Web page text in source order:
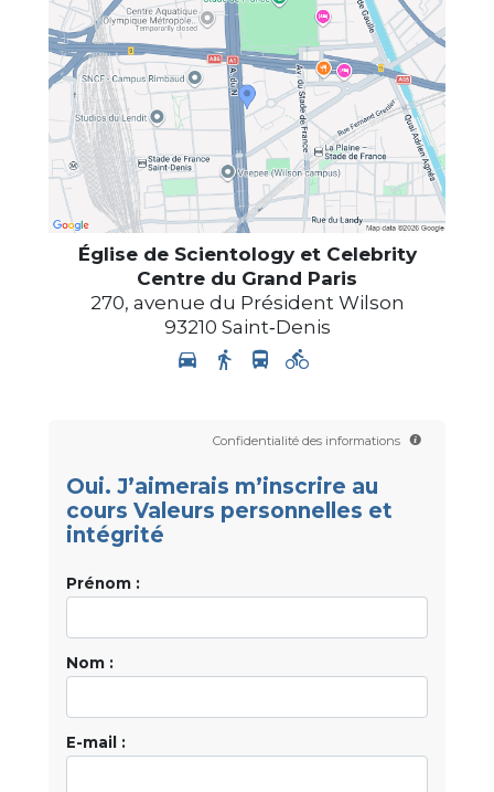
Église de Scientology et Celebrity
Centre du Grand Paris
270, avenue du Président Wilson
93210 Saint‑Denis
Confidentialité des informations
Oui. J’aimerais m’inscrire au
cours Valeurs personnelles et
intégrité
Prénom :
Nom :
E-mail :